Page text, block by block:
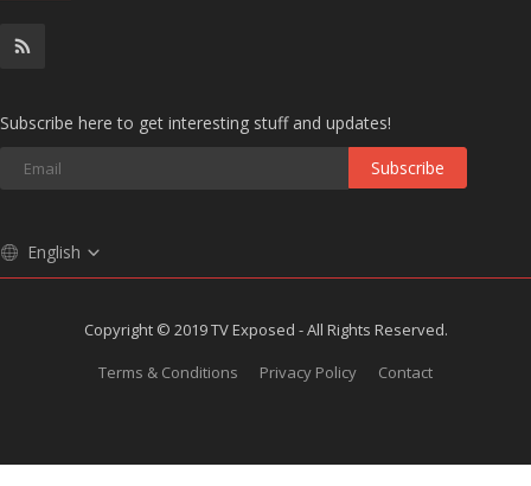
Subscribe here to get interesting stuff and updates!
Subscribe
English
Copyright © 2019 TV Exposed - All Rights Reserved.
Terms & Conditions
Privacy Policy Contact